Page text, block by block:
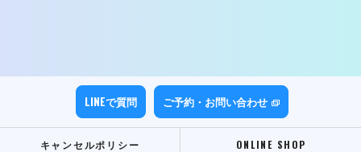
LINEで質問 ご予約・お問い合わせ
キャンセルポリシー ONLINE SHOP